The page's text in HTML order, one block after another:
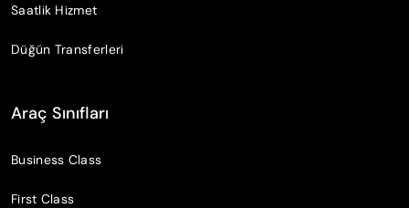
Saatlik Hizmet
Düğün Transferleri
Araç Sınıfları
Business Class
First Class